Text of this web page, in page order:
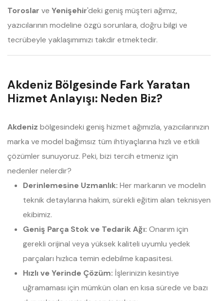
Toroslar ve Yenişehir'deki geniş müşteri ağımız,
yazıcılarının modeline özgü sorunlara, doğru bilgi ve
tecrübeyle yaklaşımımızı takdir etmektedir.
Akdeniz Bölgesinde Fark Yaratan
Hizmet Anlayışı: Neden Biz?
Akdeniz bölgesindeki geniş hizmet ağımızla, yazıcılarınızın
marka ve model bağımsız tüm ihtiyaçlarına hızlı ve etkili
çözümler sunuyoruz. Peki, bizi tercih etmeniz için
nedenler nelerdir?
Derinlemesine Uzmanlık: Her markanın ve modelin
teknik detaylarına hakim, sürekli eğitim alan teknisyen
ekibimiz.
Geniş Parça Stok ve Tedarik Ağı: Onarım için
gerekli orijinal veya yüksek kaliteli uyumlu yedek
parçaları hızlıca temin edebilme kapasitesi.
Hızlı ve Yerinde Çözüm: İşlerinizin kesintiye
uğramaması için mümkün olan en kısa sürede ve bazı